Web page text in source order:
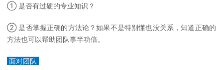
① 是否有过硬的专业知识？
② 是否掌握正确的方法论？如果不是特别懂也没关系，知道正确的
方法也可以帮助团队事半功倍。
面对团队